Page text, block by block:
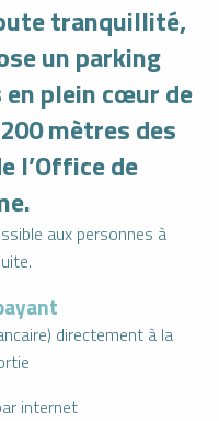
tranquillité,
un parking
en plein cœur de
mètres des
l’Office de
aux personnes à
directement à la
internet